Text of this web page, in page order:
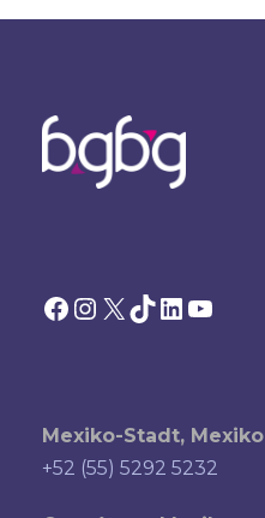
Facebook Instagram X TikTok LinkedIn YouTube
Mexiko-Stadt, Mexiko
+52 (55) 5292 5232